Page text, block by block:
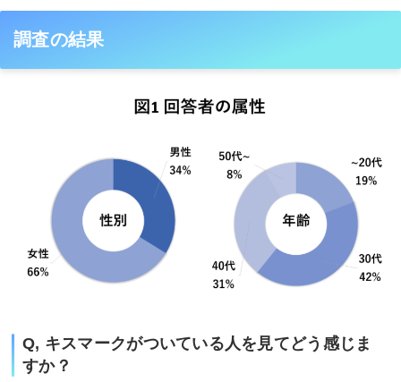
調査の結果
Q, キスマークがついている人を見てどう感じま
すか？